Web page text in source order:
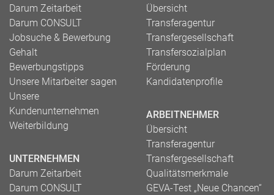
Darum Zeitarbeit
Darum CONSULT
Jobsuche & Bewerbung
Gehalt
Bewerbungstipps
Unsere Mitarbeiter sagen
Unsere
Kundenunternehmen
Weiterbildung
UNTERNEHMEN
Darum Zeitarbeit
Darum CONSULT
Übersicht
Transferagentur
Transfergesellschaft
Transfersozialplan
Förderung
Kandidatenprofile
ARBEITNEHMER
Übersicht
Transferagentur
Transfergesellschaft
Qualitätsmerkmale
GEVA-Test „Neue Chancen“